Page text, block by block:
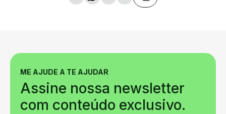
ME AJUDE A TE AJUDAR
Assine nossa newsletter
com conteúdo exclusivo.